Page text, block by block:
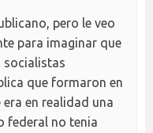
pero le veo
para imaginar que
socialistas
que formaron en
era en realidad una
federal no tenia